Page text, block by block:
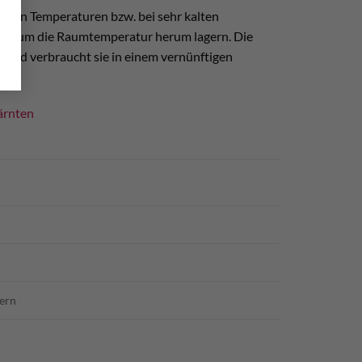
Temperaturen bzw. bei sehr kalten
um die Raumtemperatur herum lagern. Die
und verbraucht sie in einem vernünftigen